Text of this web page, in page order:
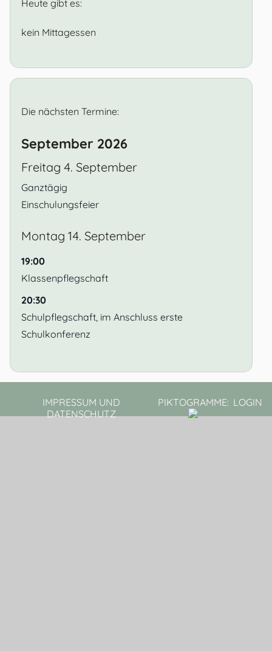
Heute gibt es:
kein Mittagessen
Die nächsten Termine:
September 2026
Freitag 4. September
Ganztägig
Einschulungsfeier
Montag 14. September
19:00
Klassenpflegschaft
20:30
Schulpflegschaft, im Anschluss erste
Schulkonferenz
IMPRESSUM UND
DATENSCHUTZ
PIKTOGRAMME: LOGIN